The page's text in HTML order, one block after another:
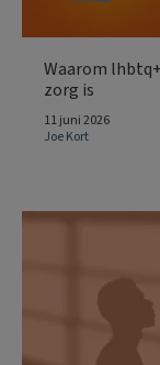
Waarom
zorg is
11 juni 2026
Joe Kort